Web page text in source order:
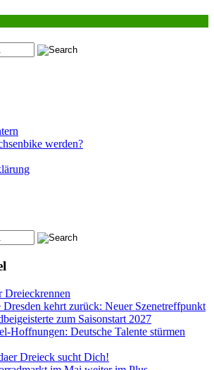
werden?
Dreieckrennen
Dresden kehrt zurück: Neuer Szenetreffpunkt
zum Saisonstart 2027
Hoffnungen: Deutsche Talente stürmen
Dreieck sucht Dich!